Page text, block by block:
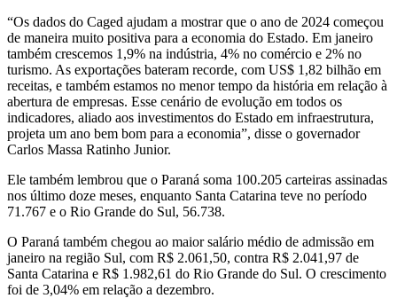
“Os dados do Caged ajudam a mostrar que o ano de 2024 começou
de maneira muito positiva para a economia do Estado. Em janeiro
também crescemos 1,9% na indústria, 4% no comércio e 2% no
turismo. As exportações bateram recorde, com US$ 1,82 bilhão em
receitas, e também estamos no menor tempo da história em relação à
abertura de empresas. Esse cenário de evolução em todos os
indicadores, aliado aos investimentos do Estado em infraestrutura,
projeta um ano bem bom para a economia”, disse o governador
Carlos Massa Ratinho Junior.
Ele também lembrou que o Paraná soma 100.205 carteiras assinadas
nos último doze meses, enquanto Santa Catarina teve no período
71.767 e o Rio Grande do Sul, 56.738.
O Paraná também chegou ao maior salário médio de admissão em
janeiro na região Sul, com R$ 2.061,50, contra R$ 2.041,97 de
Santa Catarina e R$ 1.982,61 do Rio Grande do Sul. O crescimento
foi de 3,04% em relação a dezembro.